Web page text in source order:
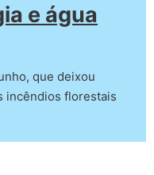
e água
que deixou
incêndios florestais